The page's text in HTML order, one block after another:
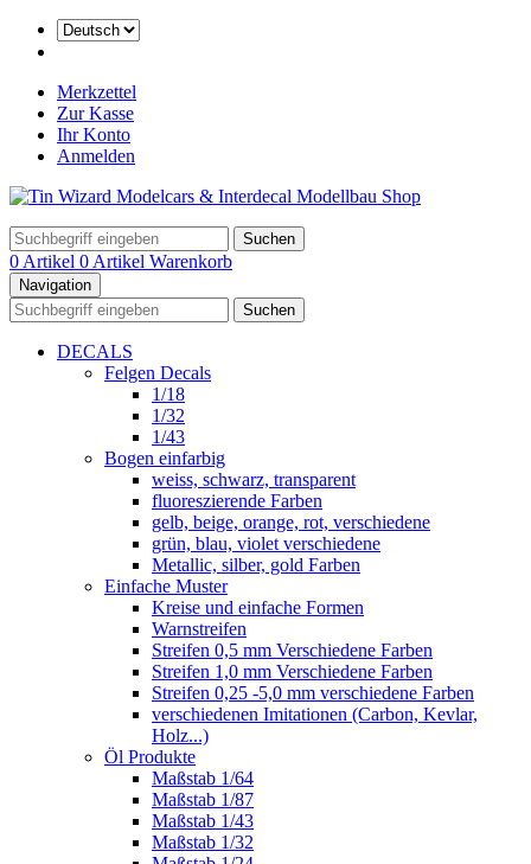
Merkzettel
Zur Kasse
Ihr Konto
Anmelden
Suchen
0 Artikel 0 Artikel Warenkorb
Navigation
Suchen
DECALS
Felgen Decals
1/18
1/32
1/43
Bogen einfarbig
weiss, schwarz, transparent
fluoreszierende Farben
gelb, beige, orange, rot, verschiedene
grün, blau, violet verschiedene
Metallic, silber, gold Farben
Einfache Muster
Kreise und einfache Formen
Warnstreifen
Streifen 0,5 mm Verschiedene Farben
Streifen 1,0 mm Verschiedene Farben
Streifen 0,25 -5,0 mm verschiedene Farben
verschiedenen Imitationen (Carbon, Kevlar,
Holz...)
Öl Produkte
Maßstab 1/64
Maßstab 1/87
Maßstab 1/43
Maßstab 1/32